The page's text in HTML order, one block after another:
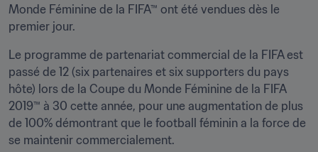
Monde Féminine de la FIFA™ ont été vendues dès le
premier jour.
Le programme de partenariat commercial de la FIFA est
passé de 12 (six partenaires et six supporters du pays
hôte) lors de la Coupe du Monde Féminine de la FIFA
2019™ à 30 cette année, pour une augmentation de plus
de 100% démontrant que le football féminin a la force de
se maintenir commercialement.